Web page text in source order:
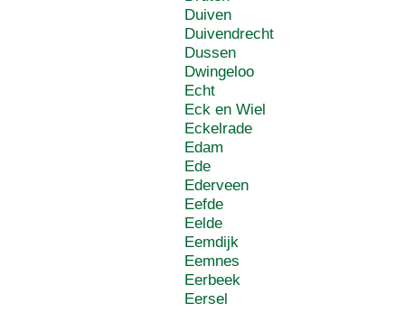
Duiven
Duivendrecht
Dussen
Dwingeloo
Echt
Eck en Wiel
Eckelrade
Edam
Ede
Ederveen
Eefde
Eelde
Eemdijk
Eemnes
Eerbeek
Eersel